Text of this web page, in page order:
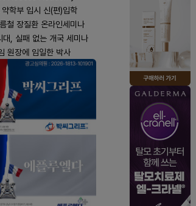
학부 입시 신(편)입학
철 장질환 온라인세미나
, 실패 없는 개국 세미나
원장에 임일한 박사